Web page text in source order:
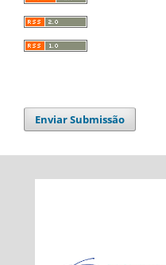
Enviar Submissão